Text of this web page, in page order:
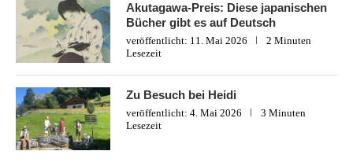
Akutagawa-Preis: Diese japanischen
Bücher gibt es auf Deutsch
veröffentlicht: 11. Mai 2026
2 Minuten
Lesezeit
Zu Besuch bei Heidi
veröffentlicht: 4. Mai 2026
3 Minuten
Lesezeit